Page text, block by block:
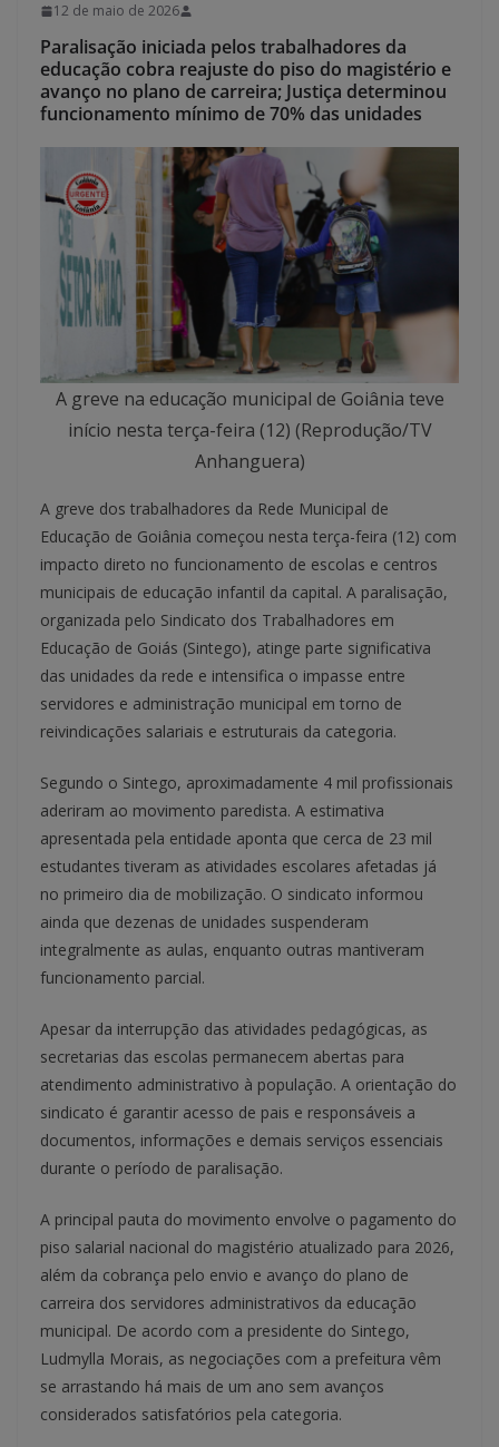
12 de maio de 2026
Paralisação iniciada pelos trabalhadores da
educação cobra reajuste do piso do magistério e
avanço no plano de carreira; Justiça determinou
funcionamento mínimo de 70% das unidades
A greve na educação municipal de Goiânia teve
início nesta terça-feira (12) (Reprodução/TV
Anhanguera)
A greve dos trabalhadores da Rede Municipal de
Educação de Goiânia começou nesta terça-feira (12) com
impacto direto no funcionamento de escolas e centros
municipais de educação infantil da capital. A paralisação,
organizada pelo Sindicato dos Trabalhadores em
Educação de Goiás (Sintego), atinge parte significativa
das unidades da rede e intensifica o impasse entre
servidores e administração municipal em torno de
reivindicações salariais e estruturais da categoria.
Segundo o Sintego, aproximadamente 4 mil profissionais
aderiram ao movimento paredista. A estimativa
apresentada pela entidade aponta que cerca de 23 mil
estudantes tiveram as atividades escolares afetadas já
no primeiro dia de mobilização. O sindicato informou
ainda que dezenas de unidades suspenderam
integralmente as aulas, enquanto outras mantiveram
funcionamento parcial.
Apesar da interrupção das atividades pedagógicas, as
secretarias das escolas permanecem abertas para
atendimento administrativo à população. A orientação do
sindicato é garantir acesso de pais e responsáveis a
documentos, informações e demais serviços essenciais
durante o período de paralisação.
A principal pauta do movimento envolve o pagamento do
piso salarial nacional do magistério atualizado para 2026,
além da cobrança pelo envio e avanço do plano de
carreira dos servidores administrativos da educação
municipal. De acordo com a presidente do Sintego,
Ludmylla Morais, as negociações com a prefeitura vêm
se arrastando há mais de um ano sem avanços
considerados satisfatórios pela categoria.